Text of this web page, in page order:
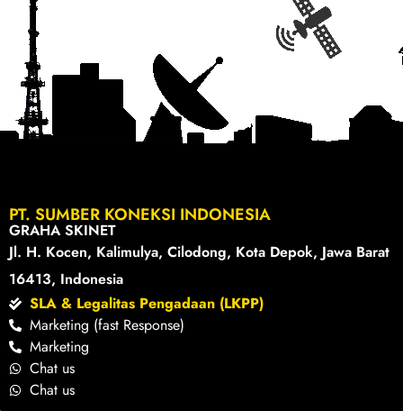
PT. SUMBER KONEKSI INDONESIA
GRAHA SKINET
Jl. H. Kocen, Kalimulya, Cilodong, Kota Depok, Jawa Barat
16413, Indonesia
SLA & Legalitas Pengadaan (LKPP)
Marketing (fast Response)
Marketing
Chat us
Chat us